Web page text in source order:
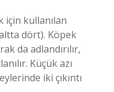
için kullanılan
dört). Köpek
da adlandırılır,
Küçük azı
iki çıkıntı